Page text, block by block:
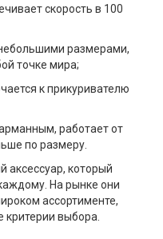
скорость в 100
размерами,
точке мира;
к прикуривателю
работает от
по размеру.
аксессуар, который
На рынке они
ассортименте,
критерии выбора.